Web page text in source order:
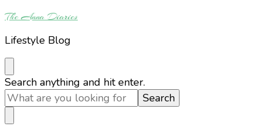
The Anna Diaries
Lifestyle Blog
Looking
for
Something?
Search anything and hit enter.